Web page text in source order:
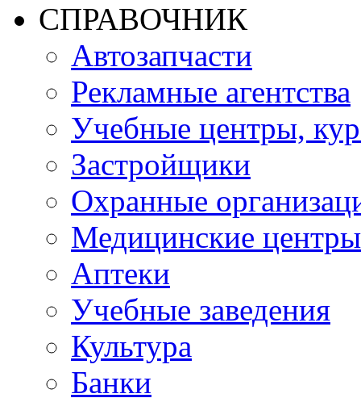
СПРАВОЧНИК
Автозапчасти
Рекламные агентства
Учебные центры,
Застройщики
Охранные
Медицинские центры
Аптеки
Учебные заведения
Культура
Банки